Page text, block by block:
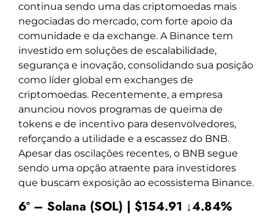
continua sendo uma das criptomoedas mais
negociadas do mercado, com forte apoio da
comunidade e da exchange. A Binance tem
investido em soluções de escalabilidade,
segurança e inovação, consolidando sua posição
como líder global em exchanges de
criptomoedas. Recentemente, a empresa
anunciou novos programas de queima de
tokens e de incentivo para desenvolvedores,
reforçando a utilidade e a escassez do BNB.
Apesar das oscilações recentes, o BNB segue
sendo uma opção atraente para investidores
que buscam exposição ao ecossistema Binance.
6º – Solana (SOL) | $154.91 ↓4.84%